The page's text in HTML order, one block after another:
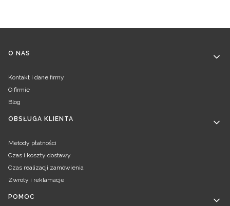
Linki w stopce
O NAS
Kontakt i dane firmy
O firmie
Blog
OBSŁUGA KLIENTA
Metody płatności
Czas i koszty dostawy
Czas realizacji zamówienia
Zwroty i reklamacje
POMOC